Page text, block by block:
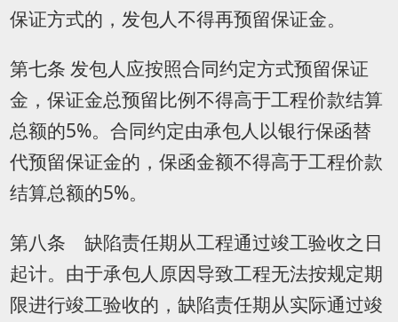
保证方式的，发包人不得再预留保证金。
第七条 发包人应按照合同约定方式预留保证
金，保证金总预留比例不得高于工程价款结算
总额的5%。合同约定由承包人以银行保函替
代预留保证金的，保函金额不得高于工程价款
结算总额的5%。
第八条 缺陷责任期从工程通过竣工验收之日
起计。由于承包人原因导致工程无法按规定期
限进行竣工验收的，缺陷责任期从实际通过竣